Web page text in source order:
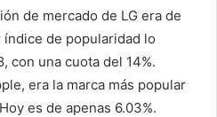
de mercado de LG era de
índice de popularidad lo
con una cuota del 14%.
era la marca más popular
es de apenas 6.03%.